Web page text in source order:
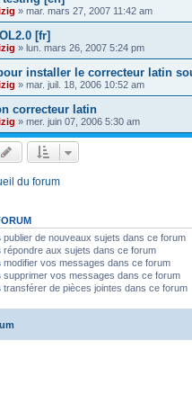
» mar. mars 27, 2007 11:42 am
[fr]
» lun. mars 26, 2007 5:24 pm
installer le correcteur latin
» mar. juil. 18, 2006 10:52 am
correcteur latin
» mer. juin 07, 2006 5:30 am
du forum
publier de nouveaux sujets dans ce forum
répondre aux sujets dans ce forum
modifier vos messages dans ce forum
supprimer vos messages dans ce forum
transférer de pièces jointes dans ce forum